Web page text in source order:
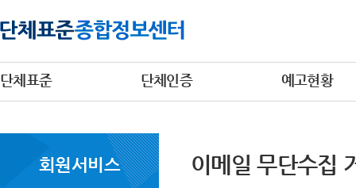
단체표준 단체인증 예고현황
회원서비스 이메일 무단수집